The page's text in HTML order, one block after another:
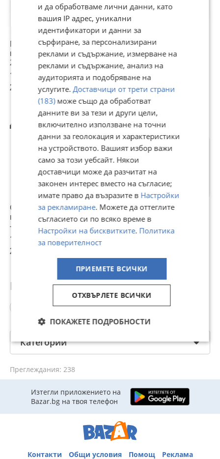
Алуминиевите накрайници:
Външен голям диаметър: 9,5 см
Външен малък диаметър: 7,3 см
Универсален.
В комплект с алуминиеви накрайници,планки и скоби.
*Монтажът изисква модифициране на захващанията и
нагаждане на останалите компоненти – тръби, маркучи,
филтър, дебитомер(ако има такъв)
Мека връзка за
въздушен филтър
2110
12,78 €
25 лв
Мека връзка за
въздушен филтър
2101 - Червена,
синя или черна
12,73 €
24,90 лв
Въздушен
спортен филтър
2501
13,29 €
25,99 лв
Другите разглеждат също
Спортен
въздушен филтър
- универсален
13,99 €
27,36 лв
Гъвкава тръба за
Спортен
въздушен филтър
- Ф75мм/4 цвята
12,70 €
Въздушен филтър
за MAN
Популярни търсения
алуминиеви тръби
Категории
Преглеждания: 238
Изтегли приложението на
Bazar.bg на твоя телефон
Контакти Общи условия Помощ Реклама
и да обработваме лични данни, като
вашия IP адрес, уникални
идентификатори и данни за
сърфиране, за персонализирани
реклами и съдържание, измерване на
реклами и съдържание, анализ на
аудиторията и подобряване на
услугите. Доставчици от трети страни
(183)може също да обработват
данните ви за тези и други цели,
включително използване на точни
данни за геолокация и характеристики
на устройството. Вашият избор важи
само за този уебсайт. Някои
доставчици може да разчитат на
законен интерес вместо на съгласие;
имате право да възразите в Настройки
за рекламиране. Можете да оттеглите
съгласието си по всяко време в
Настройки на бисквитките. Политика
за поверителност
ПРИЕМЕТЕ ВСИЧКИ
ОТХВЪРЛЕТЕ ВСИЧКИ
ПОКАЖЕТЕ ПОДРОБНОСТИ